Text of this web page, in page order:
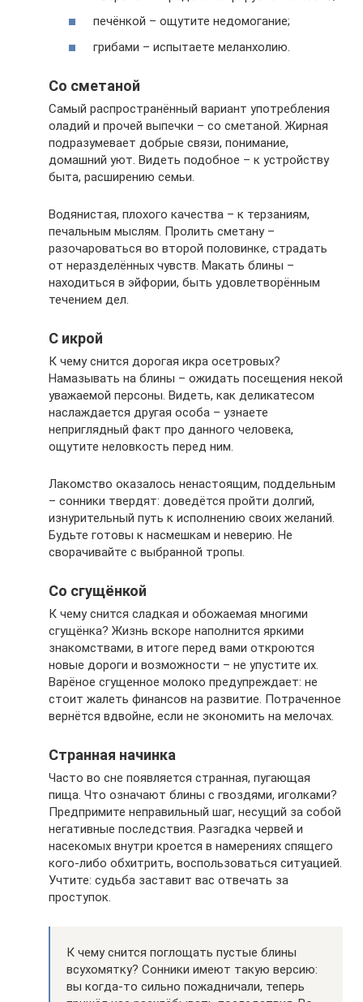
печёнкой – ощутите недомогание;
грибами – испытаете меланхолию.
Со сметаной
Самый распространённый вариант употребления
оладий и прочей выпечки – со сметаной. Жирная
подразумевает добрые связи, понимание,
домашний уют. Видеть подобное – к устройству
быта, расширению семьи.
Водянистая, плохого качества – к терзаниям,
печальным мыслям. Пролить сметану –
разочароваться во второй половинке, страдать
от неразделённых чувств. Макать блины –
находиться в эйфории, быть удовлетворённым
течением дел.
С икрой
К чему снится дорогая икра осетровых?
Намазывать на блины – ожидать посещения некой
уважаемой персоны. Видеть, как деликатесом
наслаждается другая особа – узнаете
неприглядный факт про данного человека,
ощутите неловкость перед ним.
Лакомство оказалось ненастоящим, поддельным
– сонники твердят: доведётся пройти долгий,
изнурительный путь к исполнению своих желаний.
Будьте готовы к насмешкам и неверию. Не
сворачивайте с выбранной тропы.
Со сгущёнкой
К чему снится сладкая и обожаемая многими
сгущёнка? Жизнь вскоре наполнится яркими
знакомствами, в итоге перед вами откроются
новые дороги и возможности – не упустите их.
Варёное сгущенное молоко предупреждает: не
стоит жалеть финансов на развитие. Потраченное
вернётся вдвойне, если не экономить на мелочах.
Странная начинка
Часто во сне появляется странная, пугающая
пища. Что означают блины с гвоздями, иголками?
Предпримите неправильный шаг, несущий за собой
негативные последствия. Разгадка червей и
насекомых внутри кроется в намерениях спящего
кого-либо обхитрить, воспользоваться ситуацией.
Учтите: судьба заставит вас отвечать за
проступок.
К чему снится поглощать пустые блины
всухомятку? Сонники имеют такую версию:
вы когда-то сильно пожадничали, теперь